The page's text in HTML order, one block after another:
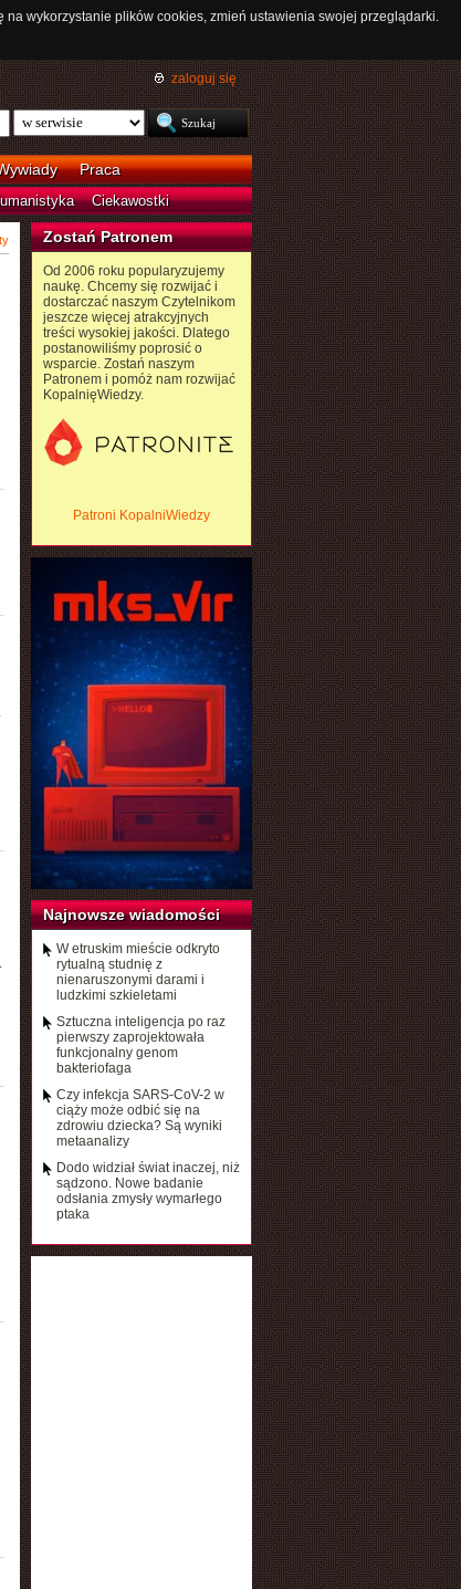
wykorzystanie plików cookies, zmień ustawienia swojej przeglądarki.
zaloguj się
Praca
Ciekawostki
Zostań Patronem
Od 2006 roku popularyzujemy
naukę. Chcemy się rozwijać i
dostarczać naszym Czytelnikom
jeszcze więcej atrakcyjnych
treści wysokiej jakości. Dlatego
postanowiliśmy poprosić o
wsparcie. Zostań naszym
Patronem i pomóż nam rozwijać
KopalnięWiedzy.
Patroni KopalniWiedzy
Najnowsze wiadomości
W etruskim mieście odkryto
rytualną studnię z
nienaruszonymi darami i
ludzkimi szkieletami
Sztuczna inteligencja po raz
pierwszy zaprojektowała
funkcjonalny genom
bakteriofaga
Czy infekcja SARS-CoV-2 w
ciąży może odbić się na
zdrowiu dziecka? Są wyniki
metaanalizy
Dodo widział świat inaczej, niż
sądzono. Nowe badanie
odsłania zmysły wymarłego
ptaka